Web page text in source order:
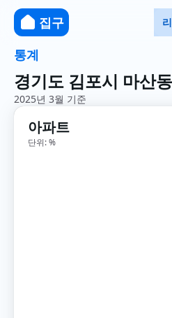
집구
통계
경기도 김포시 마산
2025년 3월 기준
아파트
단위: %